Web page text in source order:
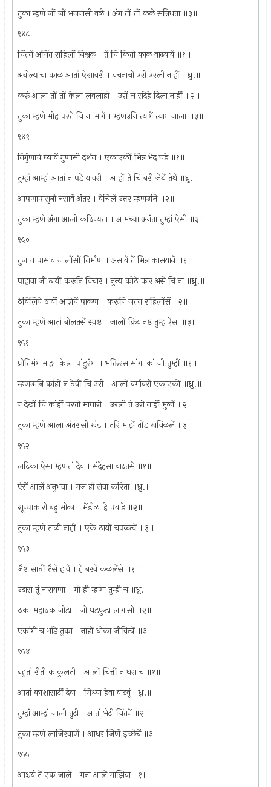
तुका म्हणे जों जों भजनासी वळे । अंग तों तों कळे सन्निधता ॥३॥
९४८
चिंतनें अचिंत राहिलों निश्चळ । तें चि किती काळ वाढवावें ॥१॥
अबोल्याचा काळ आतां ऐशावरी । वचनाची उरी उरली नाहीं ॥ध्रु.॥
करूं आला तों तों केला लवलाहो । उरों च संदेहे दिला नाहीं ॥२॥
तुका म्हणे मोह परते चि ना मागें । म्हणउनि त्यागें त्याग जाला ॥३॥
९४९
निर्गुणाचे घ्यावें गुणासी दर्शन । एकाएकीं भिन्न भेद घडे ॥१॥
तुम्हां आम्हां आतां न पडे यावरी । आहों तें चि बरी जेथें तेथें ॥ध्रु.॥
आपणापासुनी नसावें अंतर । वेचिलें उत्तर म्हणउनि ॥२॥
तुका म्हणे अंगा आली कठिन्यता । आमच्या अनंता तुम्हां ऐसी ॥३॥
९५०
तुज च पासाव जालोंसों निर्माण । असावें तें भिन्न कासयानें ॥१॥
पाहावा जी ठायीं करूनि विचार । नुन्य कोठें फार असे चि ना ॥ध्रु.॥
ठेविलिये ठायीं आज्ञेचें पाळण । करूनि जतन राहिलोंसें ॥२॥
तुका म्हणें आतां बोलतसें स्पष्ट । जालों क्रियानष्ट तुम्हाऐसा ॥३॥
९५१
प्रीतिभंग माझा केला पांडुरंगा । भक्तिरस सांगा कां जी तुम्हीं ॥१॥
म्हणऊनि कांहीं न ठेवीं चि उरी । आलों वर्मावरी एकाएकीं ॥ध्रु.॥
न देखों चि कांहीं परती माघारी । उरली ते उरी नाहीं मुळीं ॥२॥
तुका म्हणे आला अंतरासी खंड । तरि माझें तोंड खविळलें ॥३॥
९५२
लटिका ऐसा म्हणतां देव । संदेहसा वाटतसे ॥१॥
ऐसें आलें अनुभवा । मज ही सेवा करिता ॥ध्रु.॥
शून्याकारी बहु मोळा । भेंडोळा हे पवाडे ॥२॥
तुका म्हणे ताळी नाहीं । एके ठायीं चपळत्वें ॥३॥
९५३
जैशासाठीं तैसें हावें । हें बरवें कळलेंसे ॥१॥
उदास तूं नारायणा । मी ही म्हणा तुम्ही च ॥ध्रु.॥
ठका महाठक जोडा । जो धडफुडा लागासी ॥२॥
एकांगी च भांडे तुका । नाहीं धोका जीवित्वें ॥३॥
९५४
बहुतां रीती काकुलती । आलों चित्तीं न धरा च ॥१॥
आतां काशासाटीं देवा । मिथ्या हेवा वाढवूं ॥ध्रु.॥
तुम्हां आम्हां जाली तुटी । आतां भेटी चिंतनें ॥२॥
तुका म्हणे लाजिरवाणें । आधर जिणें इच्छेचें ॥३॥
९५५
आश्चर्य तें एक जालें । मना आलें माझिया ॥१॥